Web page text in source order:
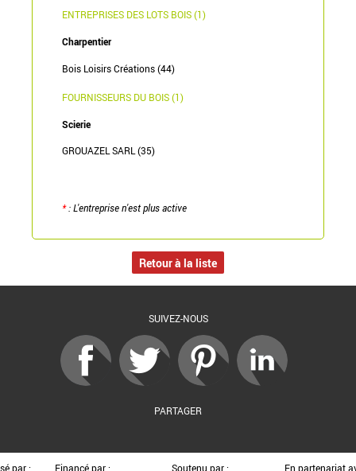
ENTREPRISES DES LOTS BOIS (1)
Charpentier
Bois Loisirs Créations (44)
FOURNISSEURS DU BOIS (1)
Scierie
GROUAZEL SARL (35)
*: L'entreprise n'est plus active
Retour à la liste
SUIVEZ-NOUS
PARTAGER
par : Financé par : Soutenu par : En partenariat